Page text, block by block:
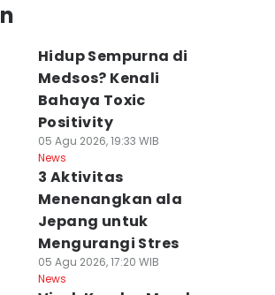
Hidup Sempurna di
Medsos? Kenali
Bahaya Toxic
Positivity
05 Agu 2026, 19:33 WIB
News
3 Aktivitas
Menenangkan ala
Jepang untuk
Mengurangi Stres
05 Agu 2026, 17:20 WIB
News